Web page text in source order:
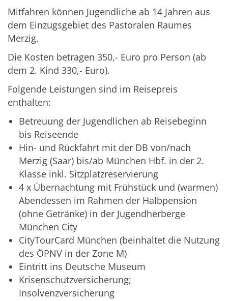
Mitfahren können Jugendliche ab 14 Jahren aus
dem Einzugsgebiet des Pastoralen Raumes
Merzig.
Die Kosten betragen 350,- Euro pro Person (ab
dem 2. Kind 330,- Euro).
Folgende Leistungen sind im Reisepreis
enthalten:
Betreuung der Jugendlichen ab Reisebeginn
bis Reiseende
Hin- und Rückfahrt mit der DB von/nach
Merzig (Saar) bis/ab München Hbf. in der 2.
Klasse inkl. Sitzplatzreservierung
4 x Übernachtung mit Frühstück und (warmen)
Abendessen im Rahmen der Halbpension
(ohne Getränke) in der Jugendherberge
München City
CityTourCard München (beinhaltet die Nutzung
des ÖPNV in der Zone M)
Eintritt ins Deutsche Museum
Krisenschutzversicherung;
Insolvenzversicherung